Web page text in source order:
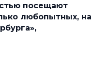
посещают
любопытных, на